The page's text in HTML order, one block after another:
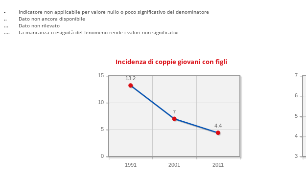
-
Indicatore non applicabile per valore nullo o poco significativo del denominatore
..
Dato non ancora disponibile
...
Dato non rilevato
....
La mancanza o esiguità del fenomeno rende i valori non significativi
Incidenza di coppie giovani con figli
1991 2001 2011
0
5
10
15
4.4
7
13.2
3
4
5
6
7